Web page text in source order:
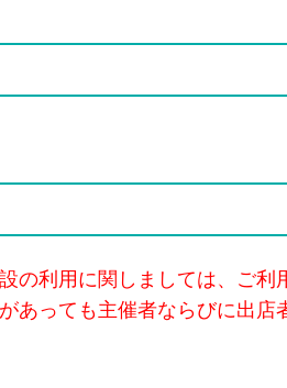
の利用に関しましては、ご利
あっても主催者ならびに出店